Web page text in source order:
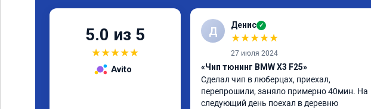
5.0 из 5
★★★★★
Avito
Д Денис ✓
★★★★★
27 июля 2024
«Чип тюнинг BMW X3 F25»
Сделал чип в люберцах, приехал,
перепрошили, заняло примерно 40мин. На
следующий день поехал в деревню